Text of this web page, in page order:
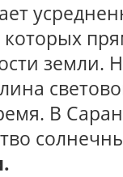
которых
земли.
В